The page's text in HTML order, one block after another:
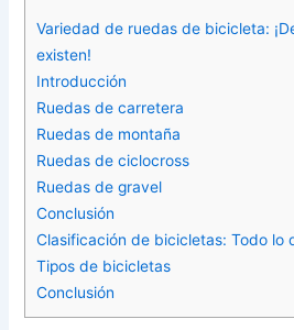
Variedad de ruedas de bicicleta:
existen!
Introducción
Ruedas de carretera
Ruedas de montaña
Ruedas de ciclocross
Ruedas de gravel
Conclusión
Clasificación de bicicletas: Todo lo
Tipos de bicicletas
Conclusión